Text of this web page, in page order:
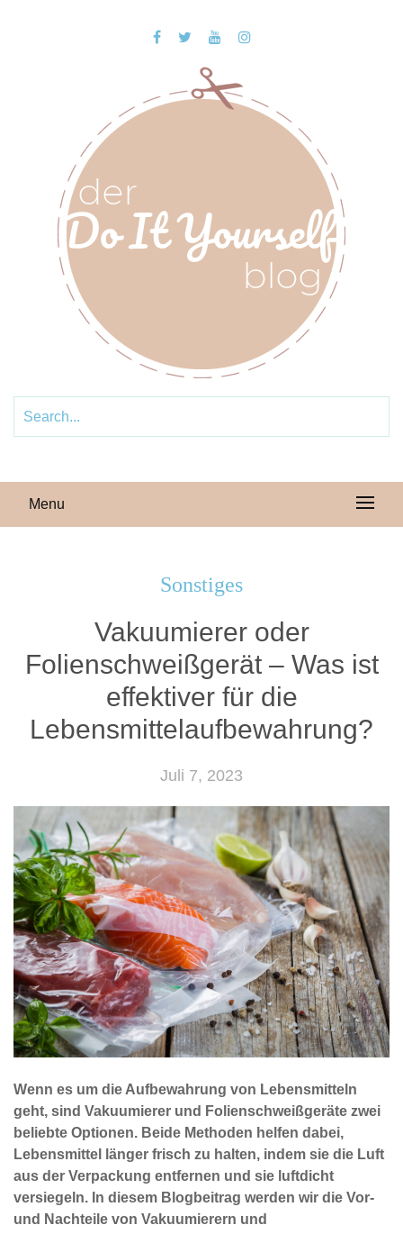
Menu
Sonstiges
Vakuumierer oder
Folienschweißgerät – Was ist
effektiver für die
Lebensmittelaufbewahrung?
Juli 7, 2023
Wenn es um die Aufbewahrung von Lebensmitteln
geht, sind Vakuumierer und Folienschweißgeräte zwei
beliebte Optionen. Beide Methoden helfen dabei,
Lebensmittel länger frisch zu halten, indem sie die Luft
aus der Verpackung entfernen und sie luftdicht
versiegeln. In diesem Blogbeitrag werden wir die Vor-
und Nachteile von Vakuumierern und